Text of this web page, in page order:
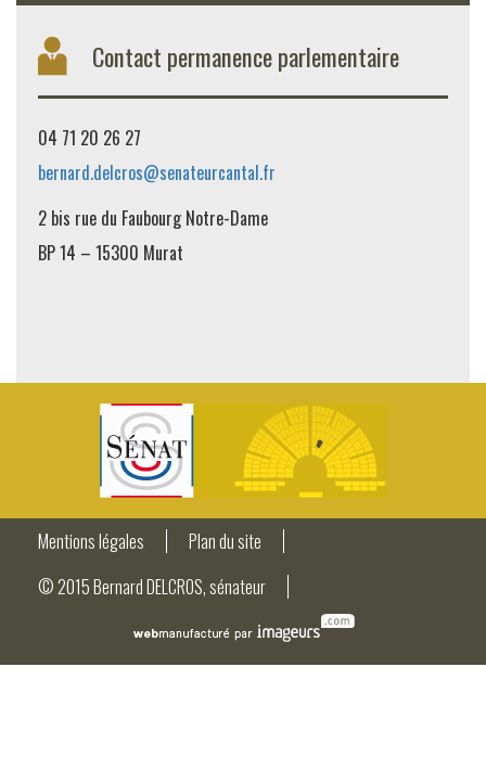
Contact permanence parlementaire
04 71 20 26 27
bernard.delcros@senateurcantal.fr
2 bis rue du Faubourg Notre-Dame
BP 14 – 15300 Murat
Mentions légales
Plan du site
© 2015 Bernard DELCROS, sénateur